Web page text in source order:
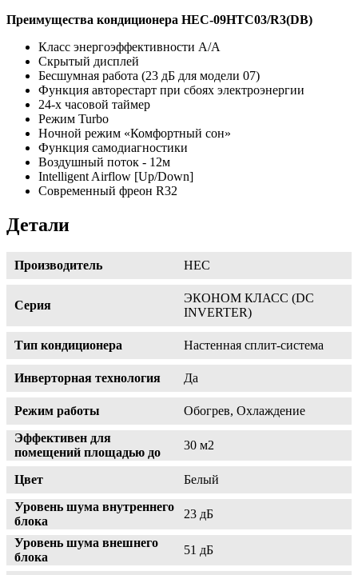
Преимущества кондиционера HEC-09HTC03/R3(DB)
Класс энергоэффективности A/A
Скрытый дисплей
Бесшумная работа (23 дБ для модели 07)
Функция авторестарт при сбоях электроэнергии
24-х часовой таймер
Режим Turbo
Ночной режим «Комфортный сон»
Функция самодиагностики
Воздушный поток - 12м
Intelligent Airflow [Up/Down]
Современный фреон R32
Детали
Производитель HEC
Серия
ЭКОНОМ КЛАСС (DC
INVERTER)
Тип кондиционера Настенная сплит-система
Инверторная технология Да
Режим работы
Обогрев, Охлаждение
Эффективен для
помещений площадью до
30 м2
Цвет
Белый
Уровень шума внутреннего
блока
23 дБ
Уровень шума внешнего
блока
51 дБ